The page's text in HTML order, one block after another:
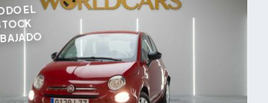
EL